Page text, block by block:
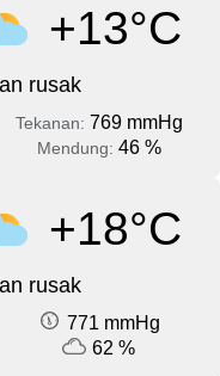
+13°C
rusak
Tekanan: 769 mmHg
Mendung: 46 %
+18°C
rusak
771 mmHg
62 %